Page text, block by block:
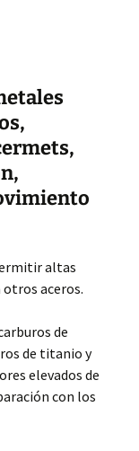
altas
otros aceros.
de
de titanio y
elevados de
con los